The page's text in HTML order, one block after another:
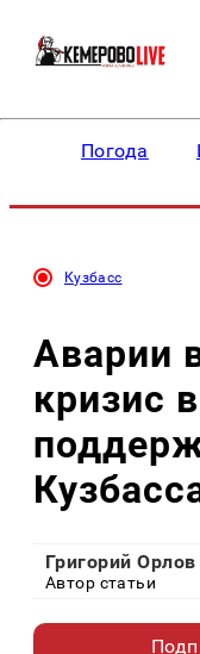
Погода
Кузбасс
Аварии
кризис
Григорий Орлов
Автор статьи